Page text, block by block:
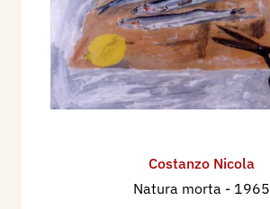
Costanzo Nicola
Natura morta - 1965